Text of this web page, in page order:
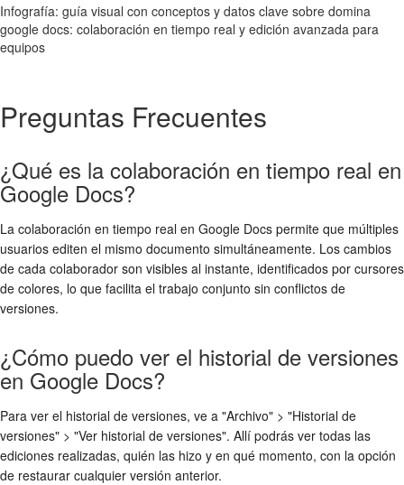
Infografía: guía visual con conceptos y datos clave sobre domina
google docs: colaboración en tiempo real y edición avanzada para
equipos
Preguntas Frecuentes
¿Qué es la colaboración en tiempo real en
Google Docs?
La colaboración en tiempo real en Google Docs permite que múltiples
usuarios editen el mismo documento simultáneamente. Los cambios
de cada colaborador son visibles al instante, identificados por cursores
de colores, lo que facilita el trabajo conjunto sin conflictos de
versiones.
¿Cómo puedo ver el historial de versiones
en Google Docs?
Para ver el historial de versiones, ve a "Archivo" > "Historial de
versiones" > "Ver historial de versiones". Allí podrás ver todas las
ediciones realizadas, quién las hizo y en qué momento, con la opción
de restaurar cualquier versión anterior.